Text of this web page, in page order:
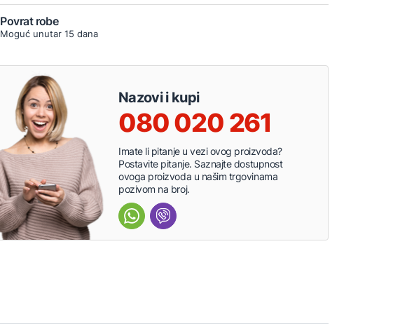
Povrat robe
Moguć unutar 15 dana
Nazovi i kupi
080 020 261
Imate li pitanje u vezi ovog proizvoda?
Postavite pitanje. Saznajte dostupnost
ovoga proizvoda u našim trgovinama
pozivom na broj.